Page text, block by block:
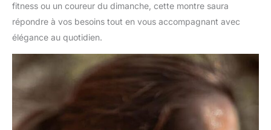
fitness ou un coureur du dimanche, cette montre saura
répondre à vos besoins tout en vous accompagnant avec
élégance au quotidien.